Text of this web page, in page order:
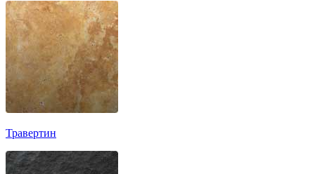
Травертин